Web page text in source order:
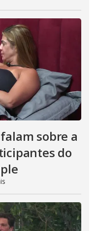
sobre a
do